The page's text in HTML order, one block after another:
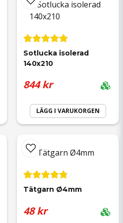
Sotlucka isolerad
140x210
844 kr
LÄGG I VARUKORGEN
Tätgarn Ø4mm
48 kr